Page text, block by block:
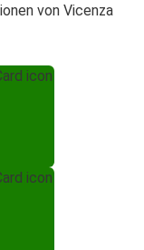
von Vicenza